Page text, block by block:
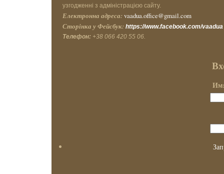
узгодженні з адміністрацією сайту.
Електронна адреса: vaadua.office@gmail.com
Сторінка у Фейсбук: https://www.facebook.com/vaadua
Телефон: +38 066 420 55 06.